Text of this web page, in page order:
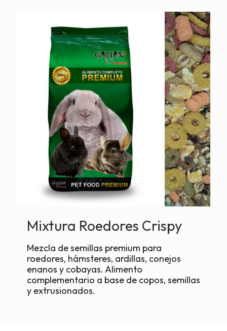
Mixtura Roedores Crispy
Mezcla de semillas premium para
roedores, hámsteres, ardillas, conejos
enanos y cobayas. Alimento
complementario a base de copos, semillas
y extrusionados.